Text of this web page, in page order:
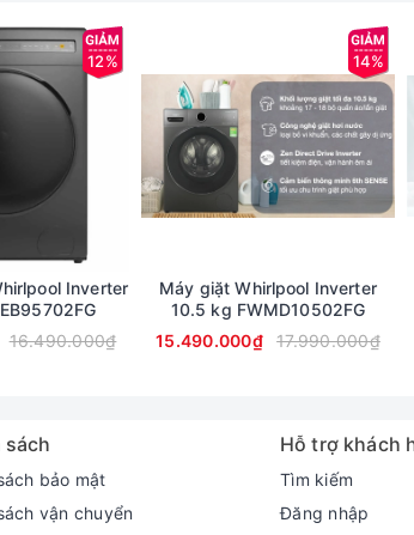
giặt
10.5 kg , thích hợp cho nhu cầu giặt giũ của gia
nhanh, Giặt vết bẩn, Quay, Xả + Quay, Đồ
12%
Inverter
16.490.000₫
14%
Máy giặt Whirlpool Inverter
10.5 kg FWMD10502FG
15.490.000₫
17.990.000₫
sách
bảo mật
vận chuyển
Hỗ trợ khách
Tìm kiếm
Đăng nhập